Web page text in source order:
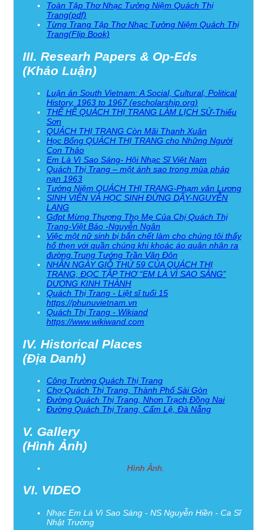
Toàn Tập Thơ Nhạc Tưởng Niệm Quách Thị
Trang(pdf)
Từng Trang Tập Thơ Nhạc Tưởng Niệm Quách Thị
Trang(Flip Book)
III. Researh Papers & Op-Eds
(Khảo Luận)
Luận án South Vietnam: A Social, Cultural, Political
History, 1963 to 1967 (escholarship.org)
THẾ HỆ QUÁCH THỊ TRANG LÀM LỊCH SỬ-Thiếu
Sơn
QUÁCH THỊ TRANG Còn Mãi Thanh Xuân
Học Bổng QUÁCH THỊ TRANG cho Những Người
Con Thảo
Em Là Vì Sao Sáng- Hội Nhạc Sĩ Việt Nam
Quách Thị Trang – một ánh sao trong mùa pháp
nạn 1963
Tưởng Niệm QUÁCH THỊ TRANG-Phạm văn Lương
SINH VIÊN VÀ HỌC SINH ĐỨNG DẬY-NGUYỄN
LANG
Gđpt Mừng Thượng Thọ Mẹ Của Chị Quách Thị
Trang-Việt Báo -Nguyễn Ngân
Việc một nữ sinh bị bắn chết làm cho chúng tôi thấy
hổ thẹn với quần chúng khi khoác áo quân nhân ra
đường.Trung Tướng Trần Văn Đôn
NHÂN NGÀY GIỖ THỨ 59 CỦA QUÁCH THỊ
TRANG, ĐỌC TẬP THƠ “EM LÀ VÌ SAO SÁNG”
DƯƠNG KINH THÀNH
Quách Thị Trang - Liệt sĩ tuổi 15
https://phunuvietnam.vn
Quách Thị Trang - Wikiand
https://www.wikiwand.com
IV. Historical Places
(Địa Danh)
Công Trường Quách Thị Trang
Chợ Quách Thị Trang, Thành Phố Sài Gòn
Đường Quách Thị Trang, Nhơn Trạch,Đồng Nai
Đường Quách Thị Trang, Cẩm Lệ, Đà Nẵng
V. Gallery
(Hình Ảnh)
Hình Ảnh.
VI. VIDEO
Nhạc Em Là Vì Sao Sáng - NS Nguyễn Hiền - Ca Sĩ
Nhật Trường